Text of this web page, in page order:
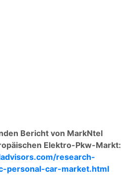
Bericht von MarkNtel
Elektro-Pkw-Markt:
research-
personal-car-market.html